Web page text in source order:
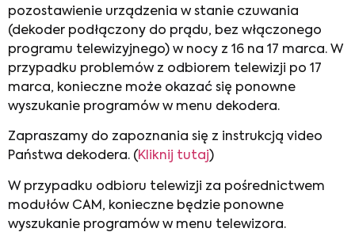
pozostawienie urządzenia w stanie czuwania
(dekoder podłączony do prądu, bez włączonego
programu telewizyjnego) w nocy z 16 na 17 marca. W
przypadku problemów z odbiorem telewizji po 17
marca, konieczne może okazać się ponowne
wyszukanie programów w menu dekodera.
Zapraszamy do zapoznania się z instrukcją video
Państwa dekodera. ( Kliknij tutaj)
W przypadku odbioru telewizji za pośrednictwem
modułów CAM, konieczne będzie ponowne
wyszukanie programów w menu telewizora.